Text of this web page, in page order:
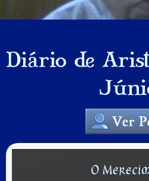
Diário de
O